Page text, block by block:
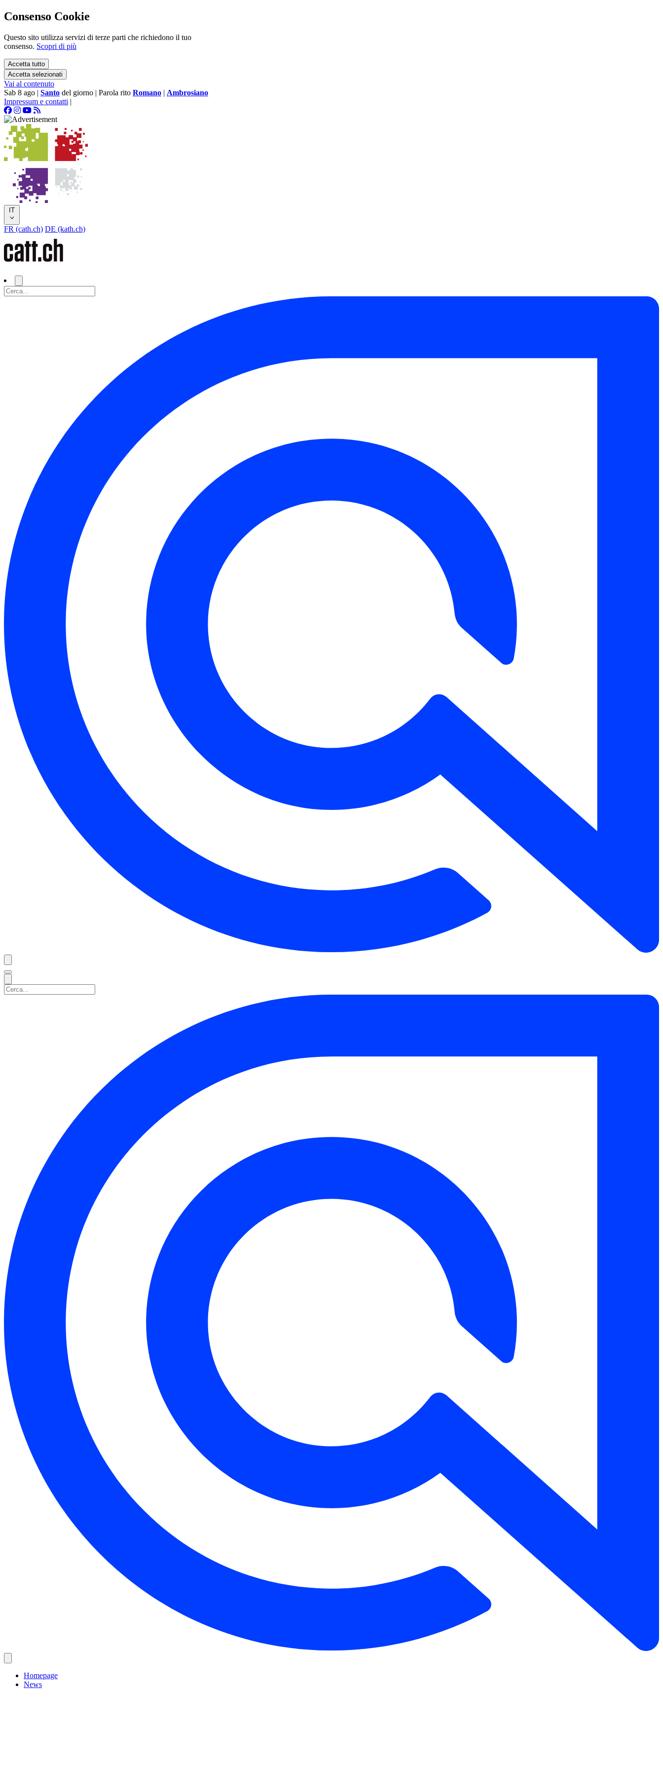
Consenso Cookie
Questo sito utilizza servizi di terze parti che richiedono il tuo
consenso. Scopri di più
Accetta tutto
Accetta selezionati
Vai al contenuto
Sab 8 ago | Santo del giorno | Parola rito Romano | Ambrosiano
Impressum e contatti |
IT
FR (cath.ch) DE (kath.ch)
Homepage
News